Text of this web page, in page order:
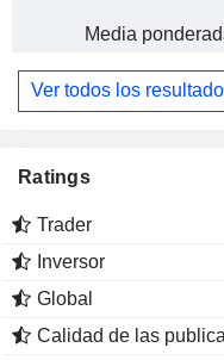
Media
Ver todos los
Ratings
Trader
Inversor
Global
Calidad de las